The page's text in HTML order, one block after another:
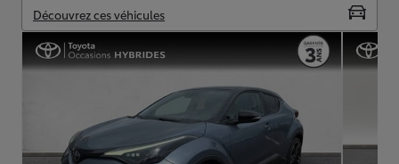
Découvrez ces véhicules